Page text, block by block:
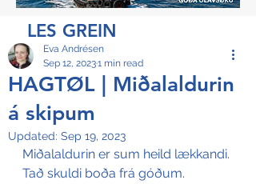
LES GREIN
HAGTØL | Miðalaldurin
á skipum
Eva Andrésen
Sep 12, 20231 min read
Updated: Sep 19, 2023
Miðalaldurin er sum heild lækkandi.
Tað skuldi boða frá góðum.